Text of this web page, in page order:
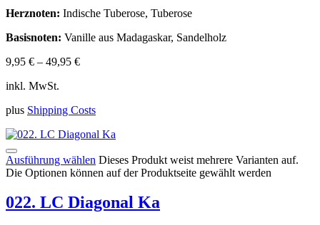
Herznoten: Indische Tuberose, Tuberose
Basisnoten: Vanille aus Madagaskar, Sandelholz
9,95 € – 49,95 €
inkl. MwSt.
plus Shipping Costs
Ausführung wählen Dieses Produkt weist mehrere Varianten auf.
Die Optionen können auf der Produktseite gewählt werden
022. LC Diagonal Ka